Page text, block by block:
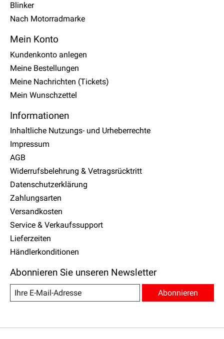
Blinker
Nach Motorradmarke
Mein Konto
Kundenkonto anlegen
Meine Bestellungen
Meine Nachrichten (Tickets)
Mein Wunschzettel
Informationen
Inhaltliche Nutzungs- und Urheberrechte
Impressum
AGB
Widerrufsbelehrung & Vetragsrücktritt
Datenschutzerklärung
Zahlungsarten
Versandkosten
Service & Verkaufssupport
Lieferzeiten
Händlerkonditionen
Abonnieren Sie unseren Newsletter
Abonnieren